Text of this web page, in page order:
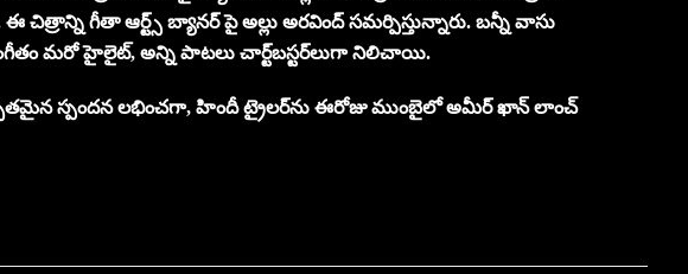
చిత్రాన్ని గీతా ఆర్ట్స్ బ్యానర్ పై అల్లు అరవింద్ సమర్పిస్తున్నారు. బన్నీ వాసు
సంగీతం మరో హైలైట్, అన్ని పాటలు చార్ట్‌బస్టర్‌లుగా నిలిచాయి.
స్పందన లభించగా, హిందీ ట్రైలర్‌ను ఈరోజు ముంబైలో అమీర్ ఖాన్ లాంచ్